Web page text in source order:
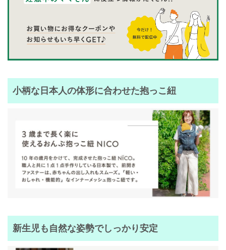
小柄な日本人の体形に合わせた抱っこ紐
新生児も自然な姿勢でしっかり安定